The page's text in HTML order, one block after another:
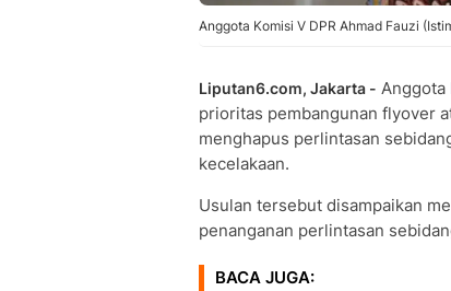
Anggota Komisi V DPR Ahmad Fauzi
Liputan6.com, Jakarta - Anggota
prioritas pembangunan flyover
menghapus perlintasan
kecelakaan.
Usulan tersebut disampaikan
penanganan perlintasan
BACA JUGA: